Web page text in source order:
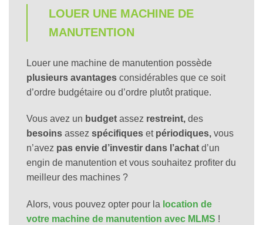
LOUER UNE MACHINE DE
MANUTENTION
Louer une machine de manutention possède
plusieurs avantages considérables que ce soit
d’ordre budgétaire ou d’ordre plutôt pratique.
Vous avez un budget assez restreint, des
besoins assez spécifiques et périodiques, vous
n’avez pas envie d’investir dans l’achat d’un
engin de manutention et vous souhaitez profiter du
meilleur des machines ?
Alors, vous pouvez opter pour la location de
votre machine de manutention avec MLMS !